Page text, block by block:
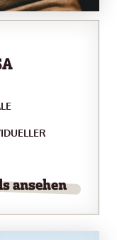
ansehen